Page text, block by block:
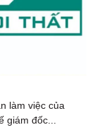
làm việc của
đốc...